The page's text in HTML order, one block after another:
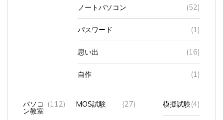
パスワード (1)
思い出 (16)
自作 (1)
パソコ
ン教室
(112) MOS試験 (27) 模擬試験(4)
試験会場(2)